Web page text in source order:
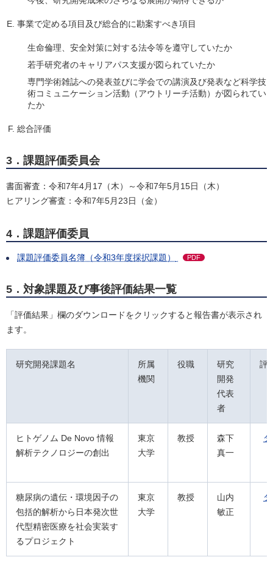
事業で定める項目及び総合的に勘案すべき項目
生命倫理、安全対策に対する法令等を遵守していたか
若手研究者のキャリアパス支援が図られていたか
専門学術雑誌への発表並びに学会での講演及び発表など科学技
術コミュニケーション活動（アウトリーチ活動）が図られてい
たか
総合評価
3．課題評価委員会
書面審査：令和7年4月17（木）～令和7年5月15日（木）
ヒアリング審査：令和7年5月23日（金）
4．課題評価委員
課題評価委員名簿（令和3年度採択課題） PDF
5．対象課題及び事後評価結果一覧
「評価結果」欄のダウンロードをクリックすると報告書が表示され
ます。
研究開発課題名
所属
機関
役職
研究
開発
代表
者
評
ヒトゲノム De Novo 情報
解析テクノロジーの創出
東京
大学
教授
森下
真一
糖尿病の遺伝・環境因子の
包括的解析から日本発次世
代型精密医療を社会実装す
るプロジェクト
東京
大学
教授
山内
敏正